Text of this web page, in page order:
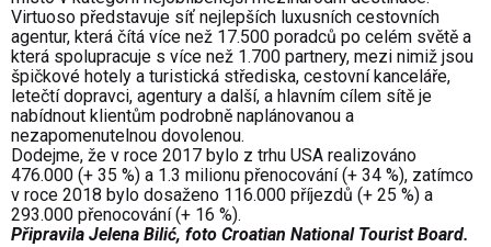
Virtuoso představuje síť nejlepších luxusních cestovních
agentur, která čítá více než 17.500 poradců po celém světě a
která spolupracuje s více než 1.700 partnery, mezi nimiž jsou
špičkové hotely a turistická střediska, cestovní kanceláře,
letečtí dopravci, agentury a další, a hlavním cílem sítě je
nabídnout klientům podrobně naplánovanou a
nezapomenutelnou dovolenou.
Dodejme, že v roce 2017 bylo z trhu USA realizováno
476.000 (+ 35 %) a 1.3 milionu přenocování (+ 34 %), zatímco
v roce 2018 bylo dosaženo 116.000 příjezdů (+ 25 %) a
293.000 přenocování (+ 16 %).
Připravila Jelena Bilić, foto Croatian National Tourist Board.